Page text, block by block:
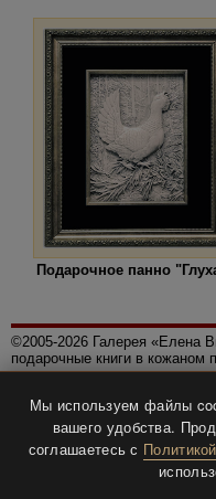
Подарочное панно
©2005-2026 Галерея «Елена
подарочные книги в кожаном
Политика
Все права защищены.
Разработка и дизайнBTV-info.
Мы используем файлы
вашего удобства.
соглашаетесь с